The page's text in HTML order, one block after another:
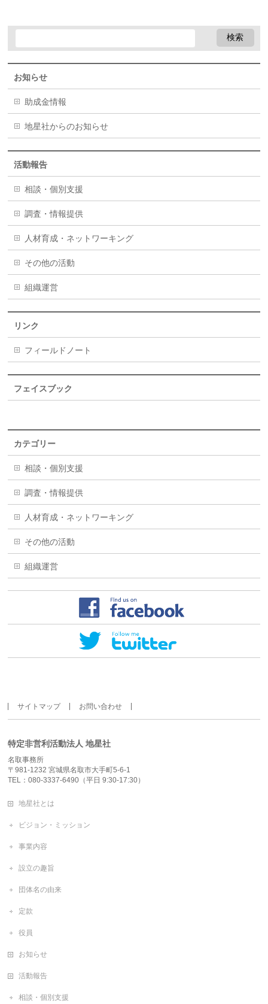
お知らせ
助成金情報
地星社からのお知らせ
活動報告
相談・個別支援
調査・情報提供
人材育成・ネットワーキング
その他の活動
組織運営
リンク
フィールドノート
フェイスブック
カテゴリー
相談・個別支援
調査・情報提供
人材育成・ネットワーキング
その他の活動
組織運営
サイトマップ お問い合わせ
特定非営利活動法人 地星社
名取事務所
〒981-1232 宮城県名取市大手町5-6-1
TEL：080-3337-6490（平日 9:30-17:30）
地星社とは
ビジョン・ミッション
事業内容
設立の趣旨
団体名の由来
定款
役員
お知らせ
活動報告
相談・個別支援